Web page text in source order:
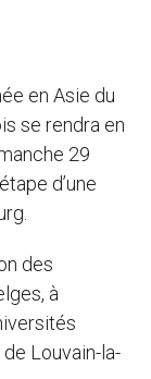
en Asie du
se rendra en
29
d’une
des
à
Louvain-la-